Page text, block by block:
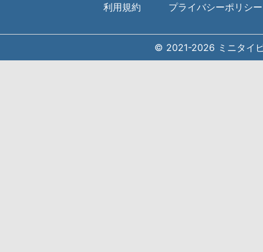
利用規約
プライバシーポリシー
© 2021-2026 ミニタイ